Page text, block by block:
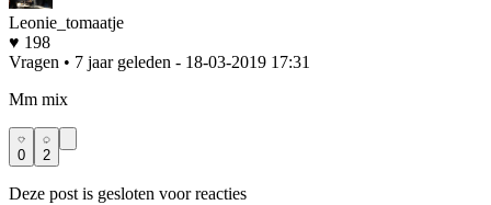
Leonie_tomaatje
♥ 198
Vragen • 7 jaar geleden - 18-03-2019 17:31
Mm mix
0 2
Deze post is gesloten voor reacties